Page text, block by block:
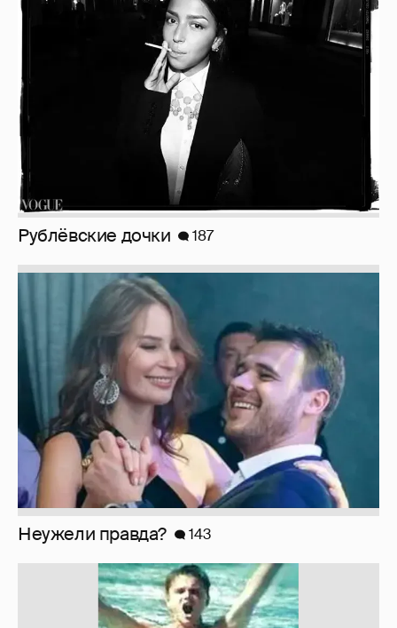
Рублёвские дочки 187
Неужели правда?
110